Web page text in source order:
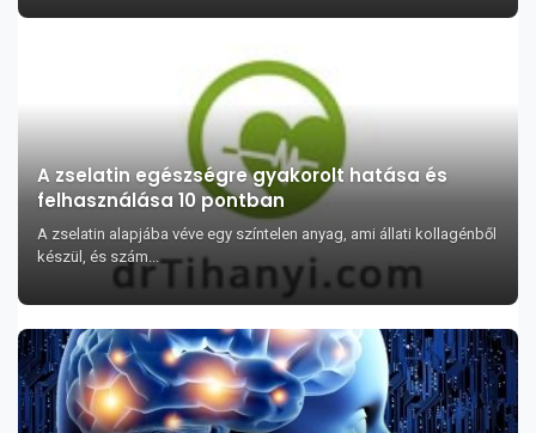
A zselatin egészségre gyakorolt hatása és
felhasználása 10 pontban
A zselatin alapjába véve egy színtelen anyag, ami állati kollagénből
készül, és szám...